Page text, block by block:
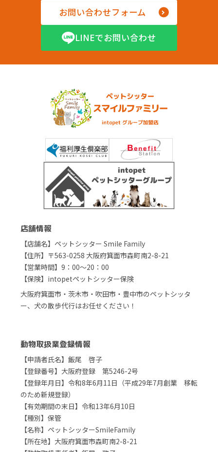
お問い合わせフォーム
LINEでお問い合わせ
店舗情報
【店舗名】ペットシッター Smile Family
【住所】〒563-0258 大阪府箕面市森町南2-8-21
【営業時間】9：00～20：00
【保険】intopetペットシッター保険
大阪府箕面市・茨木市・吹田市・豊中市のペットシッタ
ー、犬の散歩代行はお任せください！
動物取扱業登録情報
【申請者氏名】飯尾 啓子
【登録番号】大阪府登録 第5246-2号
【登録年月日】令和8年6月11日（平成29年7月創業 移転
のため新規登録）
【有効期間の末日】令和13年6月10日
【種別】保管
【名称】ペットシッターSmileFamily
【所在地】大阪府箕面市森町南2-8-21